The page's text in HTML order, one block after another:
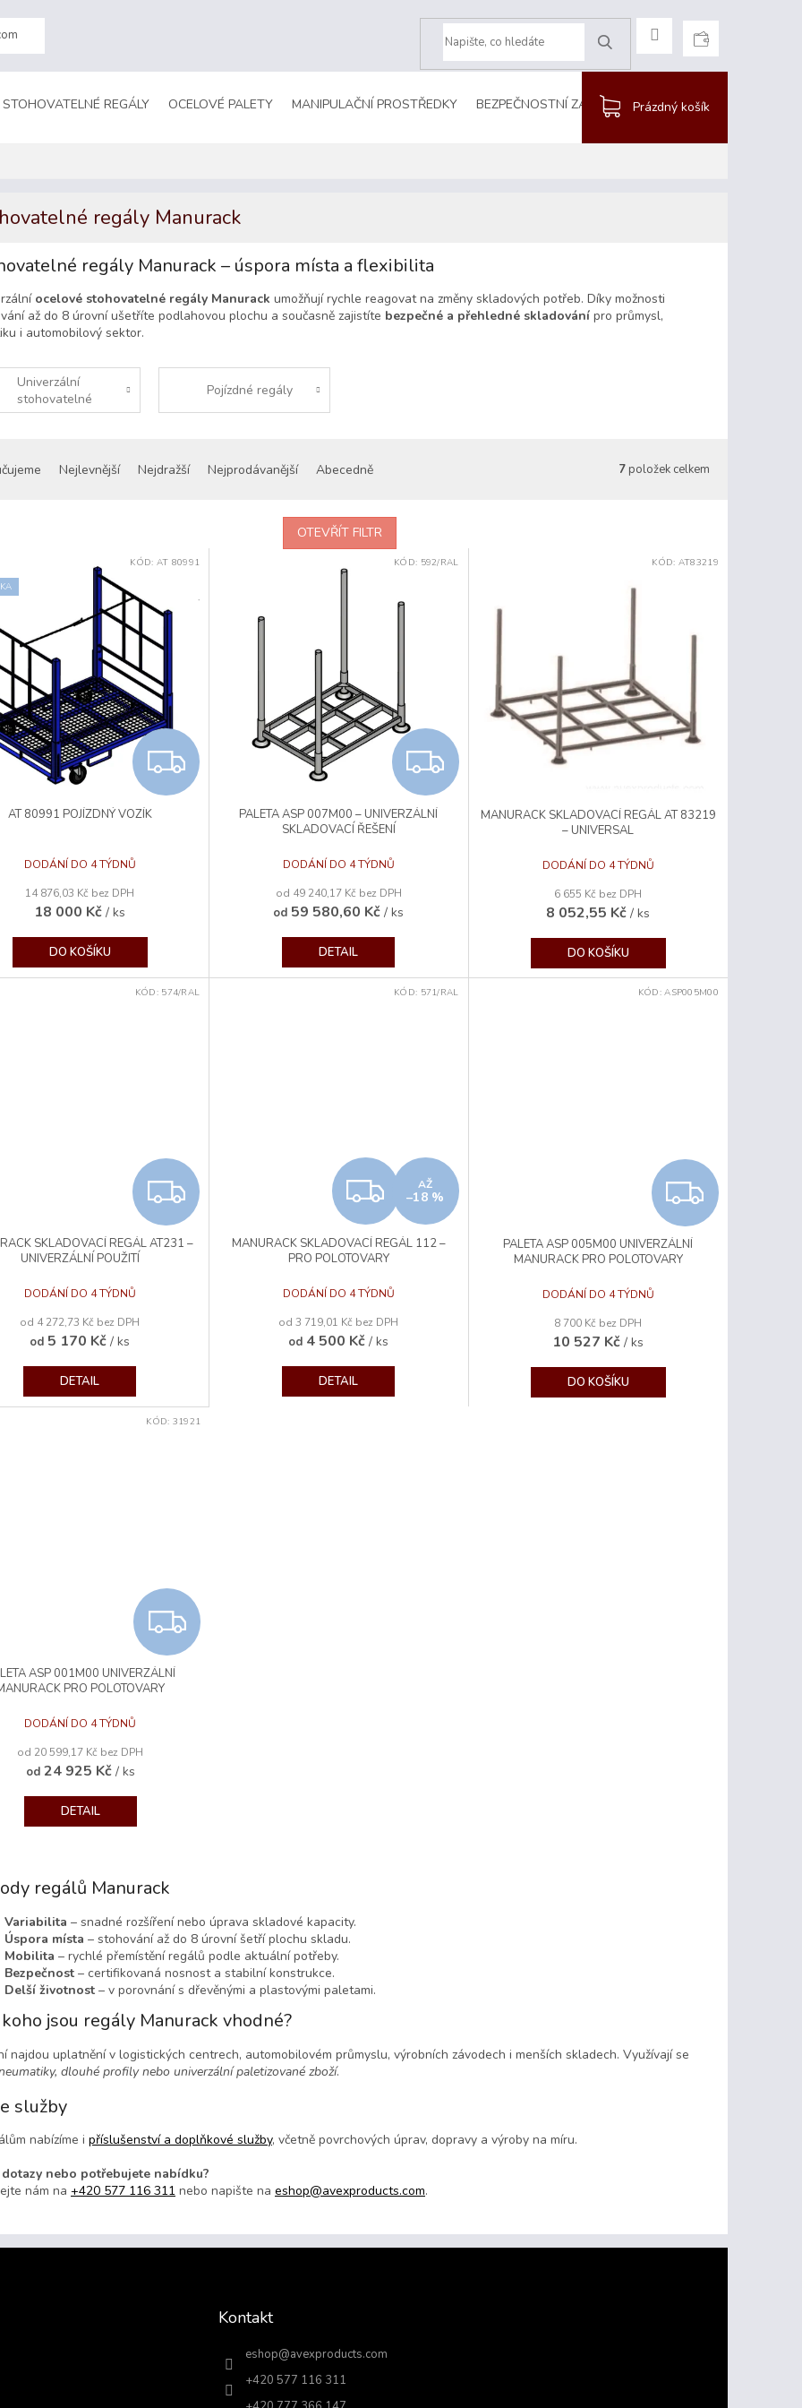
CZK
HLEDAT
NÁKUPNÍ
Prázdný košík
STOHOVATELNÉ REGÁLY OCELOVÉ PALETY MANIPULAČNÍ PROSTŘEDKY BEZPEČNOSTNÍ ZÁBRANY DEZINFEKCE
regály Manurack
regály Manurack – úspora místa a flexibilita
ocelové stohovatelné regály Manurack umožňují rychle reagovat na změny skladových potřeb. Díky možnosti
až do 8 úrovní ušetříte podlahovou plochu a současně zajistíte bezpečné a přehledné skladování pro průmysl,
i automobilový sektor.
Univerzální
stohovatelné
regály
Pojízdné regály
Nejlevnější Nejdražší Nejprodávanější Abecedně 7 položek celkem
OTEVŘÍT FILTR
Z
D
AT 80991 POJÍZDNÝ VOZÍK
DODÁNÍ DO 4 TÝDNŮ
14 876,03 Kč bez DPH
18 000 Kč/ ks
DO KOŠÍKU
KÓD: AT 80991
Z
D
PALETA ASP 007M00 – UNIVERZÁLNÍ
SKLADOVACÍ ŘEŠENÍ
DODÁNÍ DO 4 TÝDNŮ
od 49 240,17 Kč bez DPH
od 59 580,60 Kč/ ks
DETAIL
KÓD: 592/RAL
MANURACK SKLADOVACÍ REGÁL AT 83219
– UNIVERSAL
DODÁNÍ DO 4 TÝDNŮ
6 655 Kč bez DPH
8 052,55 Kč/ ks
DO KOŠÍKU
KÓD: AT83219
Z
D
SKLADOVACÍ REGÁL AT231 –
UNIVERZÁLNÍ POUŽITÍ
DODÁNÍ DO 4 TÝDNŮ
od 4 272,73 Kč bez DPH
od 5 170 Kč/ ks
DETAIL
KÓD: 574/RAL
Z
D
A
R
M
A
AŽ
–18 %
MANURACK SKLADOVACÍ REGÁL 112 –
PRO POLOTOVARY
DODÁNÍ DO 4 TÝDNŮ
od 3 719,01 Kč bez DPH
od 4 500 Kč/ ks
DETAIL
KÓD: 571/RAL
Z
D
PALETA ASP 005M00 UNIVERZÁLNÍ
MANURACK PRO POLOTOVARY
DODÁNÍ DO 4 TÝDNŮ
8 700 Kč bez DPH
10 527 Kč/ ks
DO KOŠÍKU
KÓD:ASP005M00
Z
D
ASP 001M00 UNIVERZÁLNÍ
PRO POLOTOVARY
DODÁNÍ DO 4 TÝDNŮ
od 20 599,17 Kč bez DPH
od24 925 Kč / ks
DETAIL
KÓD: 31921
d
a
c
p
k
y
v
i
s
regálů Manurack
Variabilita – snadné rozšíření nebo úprava skladové kapacity.
Úspora místa – stohování až do 8 úrovní šetří plochu skladu.
Mobilita – rychlé přemístění regálů podle aktuální potřeby.
Bezpečnost – certifikovaná nosnost a stabilní konstrukce.
Delší životnost – v porovnání s dřevěnými a plastovými paletami.
jsou regály Manurack vhodné?
najdou uplatnění v logistických centrech, automobilovém průmyslu, výrobních závodech i menších skladech. Využívají se
dlouhé profily nebo univerzální paletizované zboží.
služby
nabízíme i příslušenství a doplňkové služby, včetně povrchových úprav, dopravy a výroby na míru.
nebo potřebujete nabídku?
nám na +420 577 116 311 nebo napište na eshop@avexproducts.com.
Kontakt
eshop@avexproducts.com
+420 577 116 311